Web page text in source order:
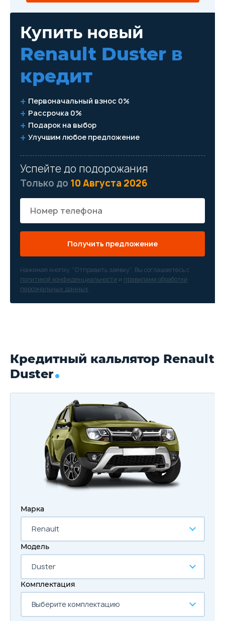
Купить новый
Renault Duster в
кредит
Первоначальный взнос 0%
Рассрочка 0%
Подарок на выбор
Улучшим любое предложение
Успейте до подорожания
Только до 10 Августа 2026
Получить предложение
Нажимая кнопку “Отправить заявку”, Вы соглашаетесь с
политикой конфиденциальности и правилами обработки
персональных данных
Кредитный кальлятор Renault
Duster
Марка
Renault
Модель
Duster
Комплектация
Выберите комплектацию